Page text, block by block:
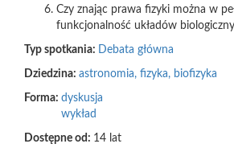
Czy znając prawa fizyki można w
funkcjonalność układów
Typ spotkania: Debata główna
Dziedzina: astronomia, fizyka, biofizyka
Forma: dyskusja
wykład
Dostępne od: 14 lat